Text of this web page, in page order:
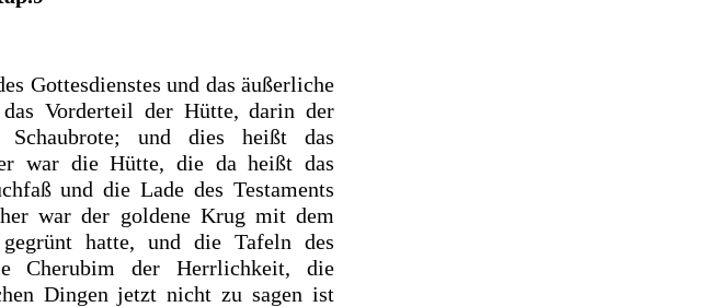
Gottesdienstes und das äußerliche
Vorderteil der Hütte, darinder
und dies heißt das
war die Hütte, die da heißtdas
und die Lade des Testaments
war der goldene Krug mitdem
hatte, und die Tafeln des
Cherubim der Herrlichkeit, die
Dingen jetzt nicht zu sagen ist